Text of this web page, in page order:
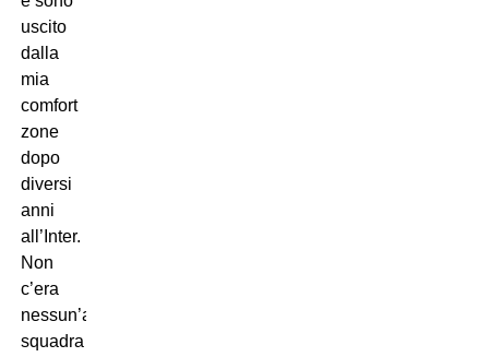
uscito
dalla
mia
comfort
zone
dopo
diversi
anni
all’Inter.
Non
c’era
nessun’altra
squadra